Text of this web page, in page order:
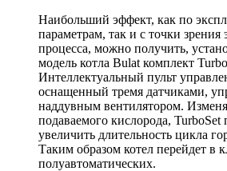
Наибольший эффект, как по
параметрам, так и с точки зрения
процесса, можно получить,
модель котла Bulat комплект
Интеллектуальный пульт
оснащенный тремя датчиками,
наддувным вентилятором.
подаваемого кислорода, TurboSet
увеличить длительность цикла
Таким образом котел перейдет в
полуавтоматических.